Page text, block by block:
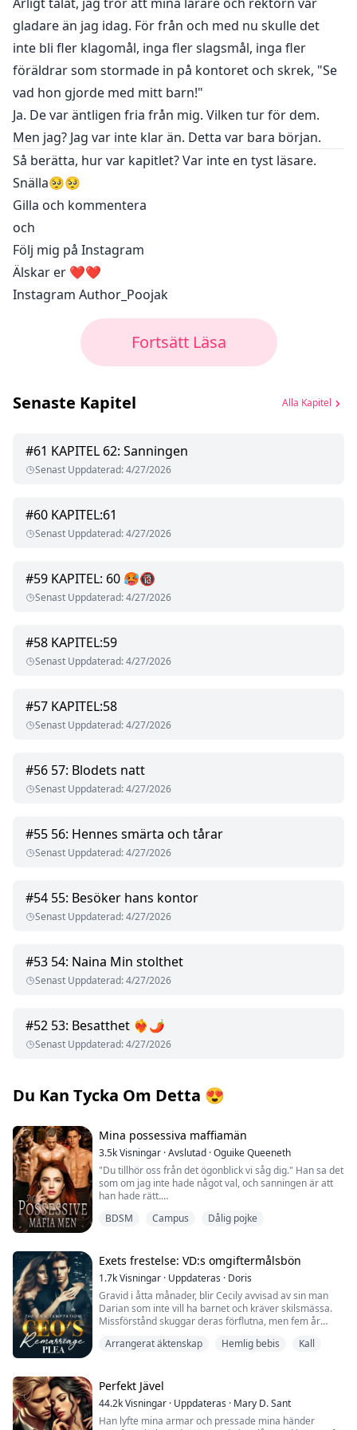
gladare än jag idag. För från och med nu skulle det
inte bli fler klagomål, inga fler slagsmål, inga fler
föräldrar som stormade in på kontoret och skrek, "Se
vad hon gjorde med mitt barn!"
Ja. De var äntligen fria från mig. Vilken tur för dem.
Men jag? Jag var inte klar än. Detta var bara början.
Så berätta, hur var kapitlet? Var inte en tyst läsare.
Snälla🥺🥺
Gilla och kommentera
och
Följ mig på Instagram
Älskar er ❤️❤️
Instagram Author_Poojak
Fortsätt Läsa
Senaste Kapitel Alla Kapitel
#61 KAPITEL 62: Sanningen
Senast Uppdaterad:4/27/2026
#60 KAPITEL:61
Senast Uppdaterad:4/27/2026
#59 KAPITEL: 60 🥵🔞
Senast Uppdaterad:4/27/2026
#58 KAPITEL:59
Senast Uppdaterad:4/27/2026
#57 KAPITEL:58
Senast Uppdaterad:4/27/2026
#56 57: Blodets natt
Senast Uppdaterad:4/27/2026
#55 56: Hennes smärta och tårar
Senast Uppdaterad:4/27/2026
#54 55: Besöker hans kontor
Senast Uppdaterad:4/27/2026
#53 54: Naina Min stolthet
Senast Uppdaterad:4/27/2026
#52 53: Besatthet ❤️‍🔥🌶
Senast Uppdaterad:4/27/2026
Du Kan Tycka Om Detta 😍
Mina possessiva maffiamän
3.5kVisningar ·Avslutad ·Oguike Queeneth
"Du tillhör oss från det ögonblick vi såg dig." Han sa det
som om jag inte hade något val, och sanningen är att
han hade rätt.
"Jag vet inte hur lång tid det kommer att ta för dig att
intensiva ögon mötte mina.
"Din fitta droppar för oss, nu var en duktig flicka och
sprid dina ben. Jag vill smaka, vill du ha min tunga som
smeker din lilla fitta?"
"Ja, p...pappa." Jag stönade.
ville utforska sitt liv. Hon ville veta hur det kändes att ha
en riktig orgasm, hon ville veta hur det kändes att vara
undergiven. Hon ville uppleva sex på de bästa,
farligaste och mest delikata sätten.
BDSM Campus Dålig pojke
Exets frestelse: VD:s omgiftermålsbön
1.7kVisningar · Uppdateras · Doris
Gravid i åtta månader, blir Cecily avvisad av sin man
Darian som inte vill ha barnet och kräver skilsmässa.
Missförstånd skuggar deras förflutna, men fem år
med deras barn. Darian finner sig oförmögen att
men möts av Cecilys kyliga svar: "Vill du gifta dig med
mig? Ställ dig i kön!"
(Jag rekommenderar starkt en fängslande bok som jag
Arrangerat äktenskap Hemlig bebis Kall
Perfekt Jävel
44.2kVisningar · Uppdateras · Mary D. Sant
Han lyfte mina armar och pressade mina händer